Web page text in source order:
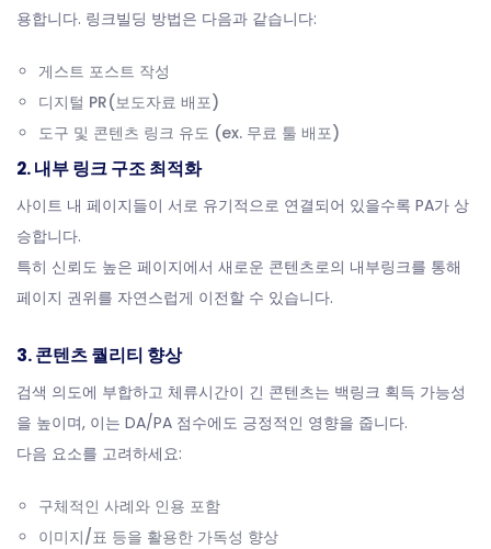
용합니다. 링크빌딩 방법은 다음과 같습니다:
게스트 포스트 작성
디지털 PR(보도자료 배포)
도구 및 콘텐츠 링크 유도 (ex. 무료 툴 배포)
2. 내부 링크 구조 최적화
사이트 내 페이지들이 서로 유기적으로 연결되어 있을수록 PA가 상
승합니다.
특히 신뢰도 높은 페이지에서 새로운 콘텐츠로의 내부링크를 통해
페이지 권위를 자연스럽게 이전할 수 있습니다.
3. 콘텐츠 퀄리티 향상
검색 의도에 부합하고 체류시간이 긴 콘텐츠는 백링크 획득 가능성
을 높이며, 이는 DA/PA 점수에도 긍정적인 영향을 줍니다.
다음 요소를 고려하세요:
구체적인 사례와 인용 포함
이미지/표 등을 활용한 가독성 향상